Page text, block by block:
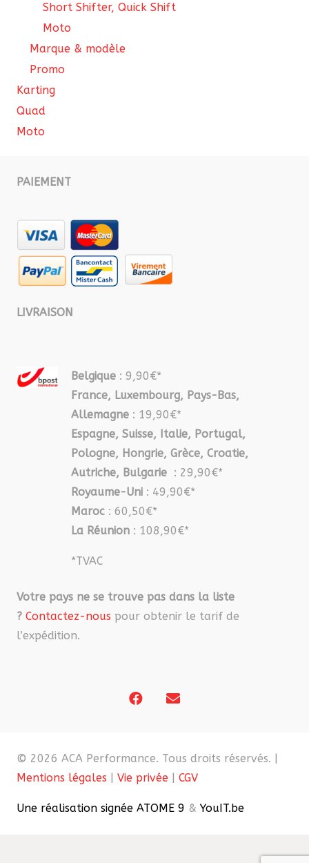
Short Shifter, Quick Shift
Moto
Marque & modèle
Promo
Karting
Quad
Moto
PAIEMENT
LIVRAISON
Belgique : 9,90€*
France, Luxembourg, Pays-Bas,
Allemagne : 19,90€*
Espagne, Suisse, Italie, Portugal,
Pologne, Hongrie, Grèce, Croatie,
Autriche, Bulgarie : 29,90€*
Royaume-Uni : 49,90€*
Maroc : 60,50€*
La Réunion : 108,90€*
*TVAC
Votre pays ne se trouve pas dans la liste
? Contactez-nous pour obtenir le tarif de
l’expédition.
© 2026 ACA Performance. Tous droits réservés. |
Mentions légales | Vie privée | CGV
Une réalisation signée ATOME 9 & YouIT.be